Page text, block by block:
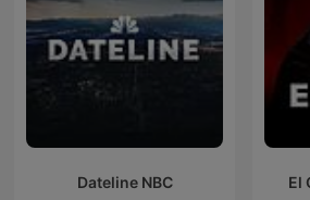
Dateline NBC El